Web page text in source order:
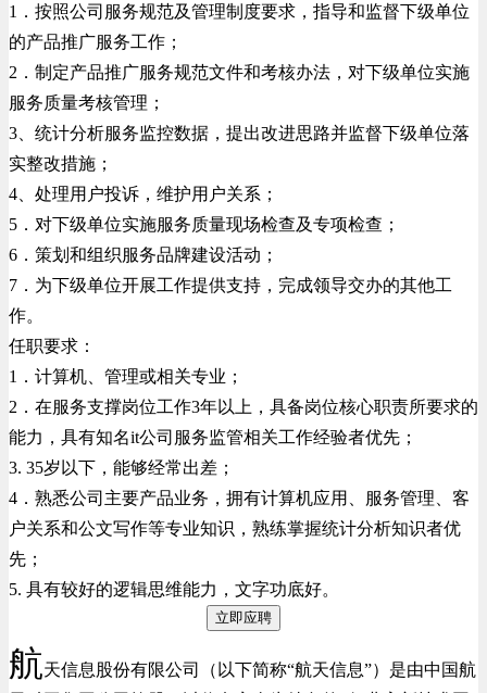
1．按照公司服务规范及管理制度要求，指导和监督下级单位
的产品推广服务工作；
2．制定产品推广服务规范文件和考核办法，对下级单位实施
服务质量考核管理；
3、统计分析服务监控数据，提出改进思路并监督下级单位落
实整改措施；
4、处理用户投诉，维护用户关系；
5．对下级单位实施服务质量现场检查及专项检查；
6．策划和组织服务品牌建设活动；
7．为下级单位开展工作提供支持，完成领导交办的其他工
作。
任职要求：
1．计算机、管理或相关专业；
2．在服务支撑岗位工作3年以上，具备岗位核心职责所要求的
能力，具有知名it公司服务监管相关工作经验者优先；
3. 35岁以下，能够经常出差；
4．熟悉公司主要产品业务，拥有计算机应用、服务管理、客
户关系和公文写作等专业知识，熟练掌握统计分析知识者优
先；
5. 具有较好的逻辑思维能力，文字功底好。
立即应聘
航天信息股份有限公司（以下简称“航天信息”）是由中国航